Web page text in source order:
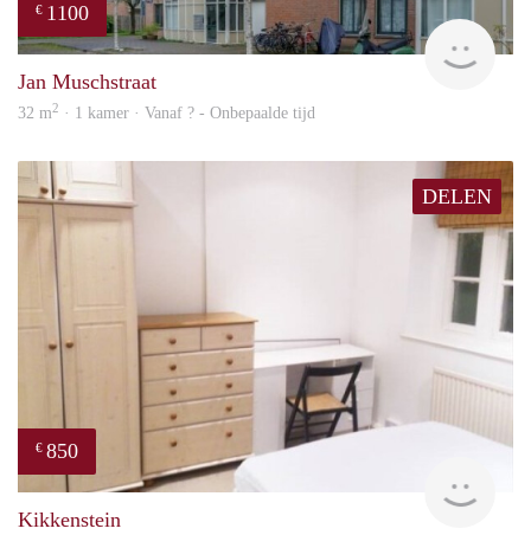
€ 1100
Jan Muschstraat
32 m2 · 1 kamer · Vanaf ? - Onbepaalde tijd
DELEN
€ 850
Kikkenstein